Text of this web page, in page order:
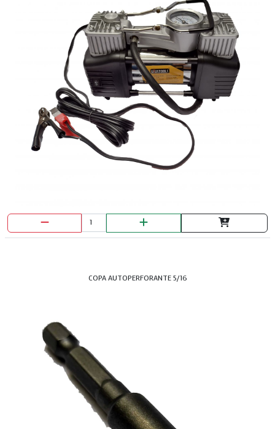
DISCO COPA DIAMANTADO PULIR UYUS
DISCO CORTE MET 7" MARCAS VARI
COPA AUTOPERFORANTE 5/16